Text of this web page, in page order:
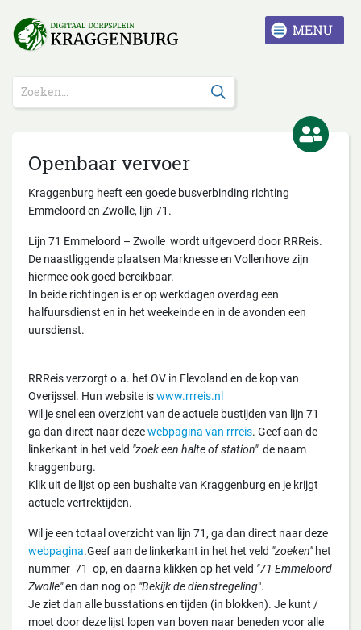
Openbaar vervoer
Kraggenburg heeft een goede busverbinding richting
Emmeloord en Zwolle, lijn 71.
Lijn 71 Emmeloord – Zwolle wordt uitgevoerd door RRReis.
De naastliggende plaatsen Marknesse en Vollenhove zijn
hiermee ook goed bereikbaar.
In beide richtingen is er op werkdagen overdag een
halfuursdienst en in het weekeinde en in de avonden een
uursdienst.
RRReis verzorgt o.a. het OV in Flevoland en de kop van
Overijssel. Hun website iswww.rrreis.nl
Wil je snel een overzicht van de actuele bustijden van lijn 71
ga dan direct naar dezewebpagina van rrreis. Geef aan de
linkerkant in het veld "zoek een halte of station"de naam
kraggenburg.
Klik uit de lijst op een bushalte van Kraggenburg en je krijgt
actuele vertrektijden.
Wil je een totaal overzicht van lijn 71, ga dan direct naar deze
webpagina.Geef aan de linkerkant in het het veld "zoeken" het
nummer 71 op, en daarna klikken op het veld "71 Emmeloord
Zwolle"en dan nog op "Bekijk de dienstregeling".
Je ziet dan alle busstations en tijden (in blokken). Je kunt /
moet door deze lijst lopen van boven naar beneden voor alle